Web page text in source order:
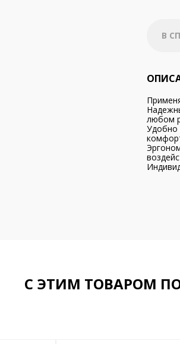
В
любом
Удобно
С ЭТИМ ТОВАРОМ